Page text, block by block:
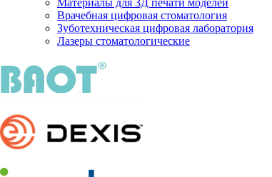
Врачебная цифровая стоматология
Зуботехническая цифровая лаборатория
Лазеры стоматологические